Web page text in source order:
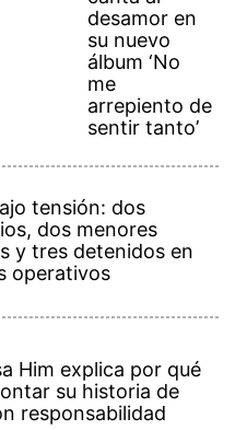
desamor en
su nuevo
álbum ‘No
me
arrepiento de
sentir tanto’
tensión: dos
dos menores
y tres detenidos en
operativos
Him explica por qué
su historia de
responsabilidad